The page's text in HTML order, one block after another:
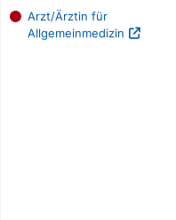
Arzt/Ärztin für
Allgemeinmedizin